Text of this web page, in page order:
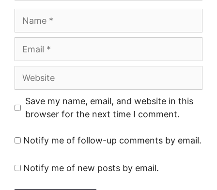
Website
Save my name, email, and website in this
browser for the next time I comment.
Notify me of follow-up comments by email.
Notify me of new posts by email.